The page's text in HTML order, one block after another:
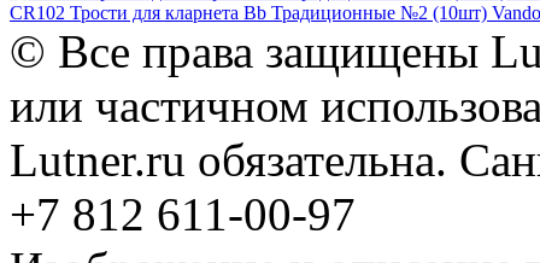
CR102 Трости для кларнета Bb Традиционные №2 (10шт)
© Все права защищены
или частичном
Lutner.ru обязательна.
+7 812 611-00-97